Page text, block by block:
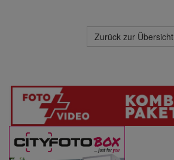
Zurück zur Übersicht